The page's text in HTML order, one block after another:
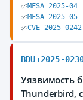
MFSA 2025-04
MFSA 2025-05
CVE-2025-0242
BDU:2025-
Уязвимость
Thunderbird,